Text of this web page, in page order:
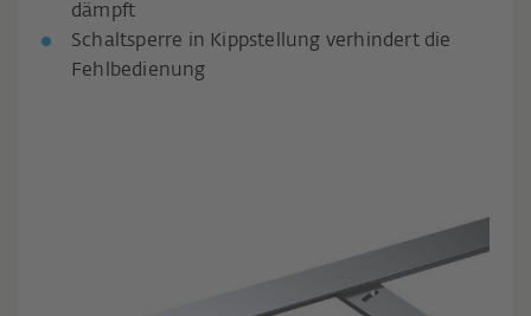
dämpft
Schaltsperre in Kippstellung verhindert die
Fehlbedienung